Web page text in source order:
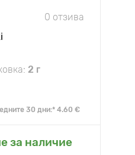
0 отзива
2 г
30 дни:* 4.60 €
за наличие